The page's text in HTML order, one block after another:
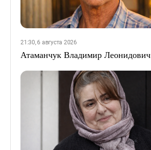
21:30, 6 августа 2026
Атаманчук Владимир Леонидович